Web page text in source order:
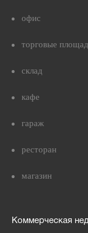
офис
торговые
склад
кафе
гараж
ресторан
магазин
Коммерческая